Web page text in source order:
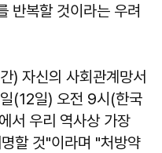
반복할 것이라는 우려
) 자신의 사회관계망서
(12일) 오전 9시(한국
서 우리 역사상 가장
할 것"이라며 "처방약